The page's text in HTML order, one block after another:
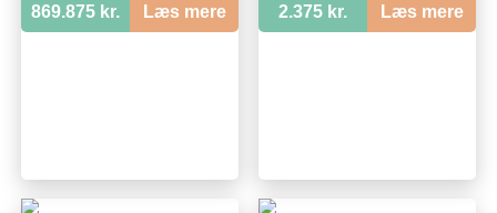
869.875 kr. Læs mere 2.375 kr. Læs mere